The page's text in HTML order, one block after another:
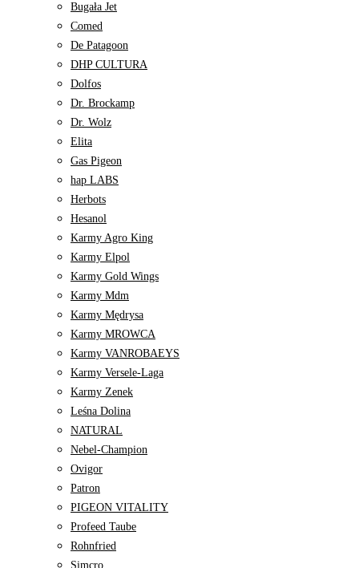
Bugała Jet
Comed
De Patagoon
DHP CULTURA
Dolfos
Dr. Brockamp
Dr. Wolz
Elita
Gas Pigeon
hap LABS
Herbots
Hesanol
Karmy Agro King
Karmy Elpol
Karmy Gold Wings
Karmy Mdm
Karmy Mędrysa
Karmy MROWCA
Karmy VANROBAEYS
Karmy Versele-Laga
Karmy Zenek
Leśna Dolina
NATURAL
Nebel-Champion
Ovigor
Patron
PIGEON VITALITY
Profeed Taube
Rohnfried
Simcro